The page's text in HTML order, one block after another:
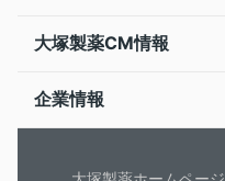
大塚製薬CM情報
企業情報